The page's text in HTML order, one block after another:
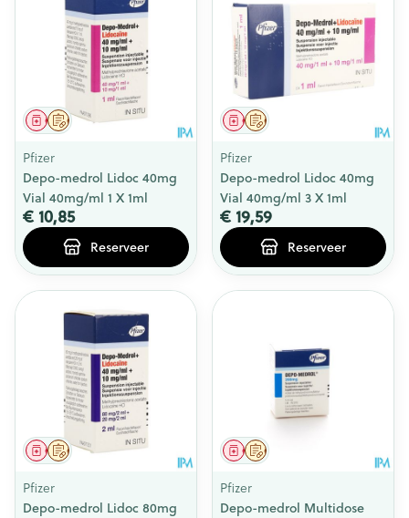
Op voorschrift
Geneesmiddel
Pfizer
Depo-medrol Lidoc 40mg
Vial 40mg/ml 1 X 1ml
€ 10,85
Reserveer
Op voorschrift
Geneesmiddel
Pfizer
Depo-medrol Lidoc 40mg
Vial 40mg/ml 3 X 1ml
€ 19,59
Reserveer
Op voorschrift
Geneesmiddel
Pfizer
Depo-medrol Lidoc 80mg
Op voorschrift
Geneesmiddel
Pfizer
Depo-medrol Multidose